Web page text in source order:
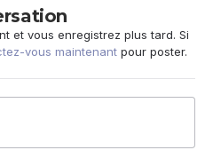
et vous enregistrez plus tard. Si
vous maintenant pour poster.